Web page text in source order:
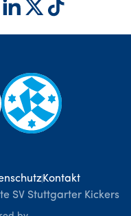
Kontakt
SV Stuttgarter Kickers